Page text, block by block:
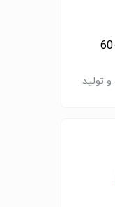
تیوپ منبع تحت فشار 50-60
ساخت و تولید